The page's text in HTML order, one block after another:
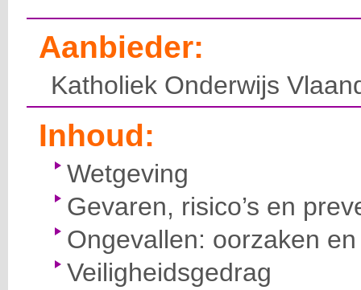
Aanbieder:
Katholiek Onderwijs
Inhoud:
Wetgeving
Gevaren, risico’s en
Ongevallen: oorzaken
Veiligheidsgedrag